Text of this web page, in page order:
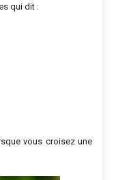
qui dit :
vous croisez une